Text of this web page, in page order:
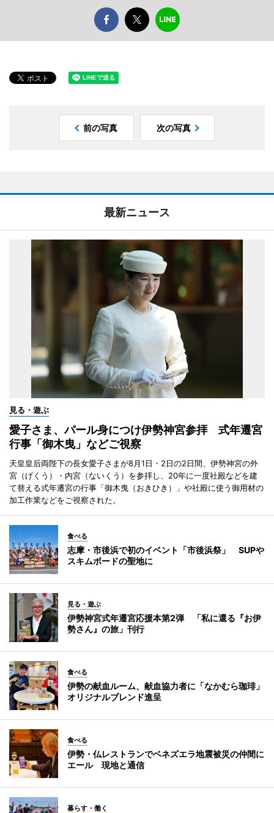
前の写真 次の写真
最新ニュース
見る・遊ぶ
愛子さま、パール身につけ伊勢神宮参拝 式年遷宮
行事「御木曳」などご視察
天皇皇后両陛下の長女愛子さまが8月1日・2日の2日間、伊勢神宮の外
宮（げくう）・内宮（ないくう）を参拝し、20年に一度社殿などを建
て替える式年遷宮の行事「御木曳（おきひき）」や社殿に使う御用材の
加工作業などをご視察された。
食べる
志摩・市後浜で初のイベント「市後浜祭」 SUPや
スキムボードの聖地に
見る・遊ぶ
伊勢神宮式年遷宮応援本第2弾 「私に還る『お伊
勢さん』の旅」刊行
食べる
伊勢の献血ルーム、献血協力者に「なかむら珈琲」
オリジナルブレンド進呈
食べる
伊勢・仏レストランでベネズエラ地震被災の仲間に
エール 現地と通信
暮らす・働く